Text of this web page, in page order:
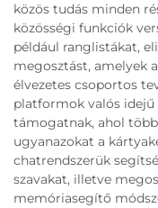
közös tudás minden
közösségi funkciók
például ranglistákat,
megosztást, amelyek
élvezetes csoportos
platformok valós
támogatnak, ahol
ugyanazokat a
chatrendszerük
szavakat, illetve
memóriasegítő